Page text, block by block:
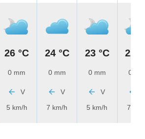
26 °C
0 mm
V
5 km/h
24 °C
0 mm
V
7 km/h
23 °C
0 mm
V
5 km/h
22 °C
0 mm
7 km/h